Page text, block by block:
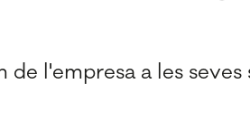
l'empresa a les seves